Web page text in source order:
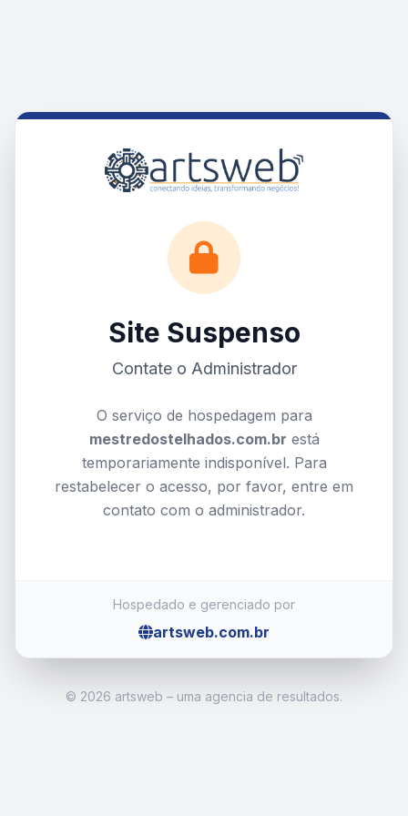
Site Suspenso
Contate o Administrador
O serviço de hospedagem para
mestredostelhados.com.br está
temporariamente indisponível. Para
restabelecer o acesso, por favor, entre em
contato com o administrador.
Hospedado e gerenciado por
artsweb.com.br
© 2026 artsweb – uma agencia de resultados.